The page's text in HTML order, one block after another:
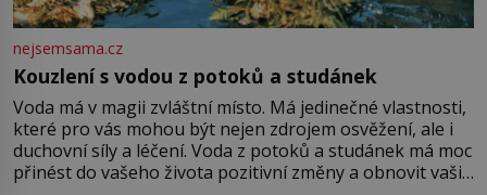
nejsemsama.cz
Kouzlení s vodou z potoků a studánek
Voda má v magii zvláštní místo. Má jedinečné vlastnosti,
které pro vás mohou být nejen zdrojem osvěžení, ale i
duchovní síly a léčení. Voda z potoků a studánek má moc
přinést do vašeho života pozitivní změny a obnovit vaši